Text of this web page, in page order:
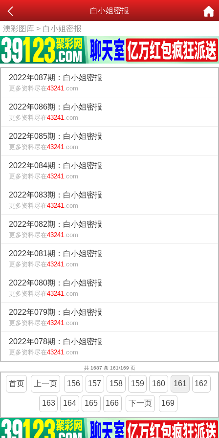
白小姐密报
澳彩图库 > 白小姐密报
2022年087期：白小姐密报
更多资料尽在43241.com
2022年086期：白小姐密报
更多资料尽在43241.com
2022年085期：白小姐密报
更多资料尽在43241.com
2022年084期：白小姐密报
更多资料尽在43241.com
2022年083期：白小姐密报
更多资料尽在43241.com
2022年082期：白小姐密报
更多资料尽在43241.com
2022年081期：白小姐密报
更多资料尽在43241.com
2022年080期：白小姐密报
更多资料尽在43241.com
2022年079期：白小姐密报
更多资料尽在43241.com
2022年078期：白小姐密报
更多资料尽在43241.com
共 1687 条 161/169 页
首页 上一页 156 157 158 159 160 161 162
163 164 165 166 下一页 169